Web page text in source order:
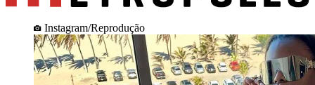
Instagram/Reprodução